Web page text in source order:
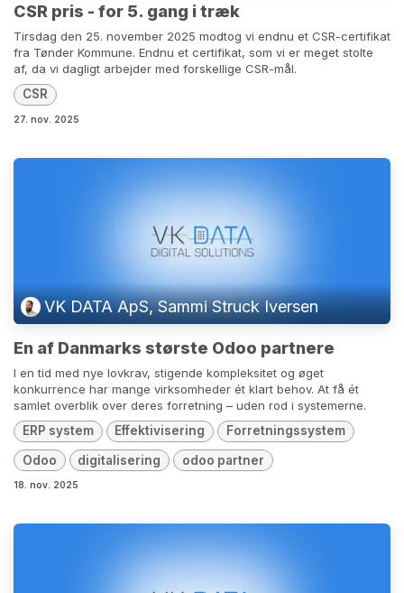
CSR pris - for 5. gang i træk
Tirsdag den 25. november 2025 modtog vi endnu et CSR-certifikat
fra Tønder Kommune. Endnu et certifikat, som vi er meget stolte
af, da vi dagligt arbejder med forskellige CSR-mål.
CSR
27. nov. 2025
VK DATA ApS, Sammi Struck Iversen
En af Danmarks største Odoo partnere
I en tid med nye lovkrav, stigende kompleksitet og øget
konkurrence har mange virksomheder ét klart behov. At få ét
samlet overblik over deres forretning – uden rod i systemerne.
ERP system
Effektivisering Forretningssystem
Odoo digitalisering odoo partner
18. nov. 2025